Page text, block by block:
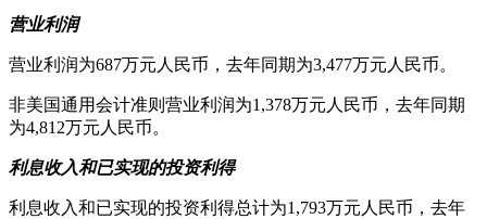
营业利润
营业利润为687万元人民币，去年同期为3,477万元人民币。
非美国通用会计准则营业利润为1,378万元人民币，去年同期
为4,812万元人民币。
利息收入和已实现的投资利得
利息收入和已实现的投资利得总计为1,793万元人民币，去年